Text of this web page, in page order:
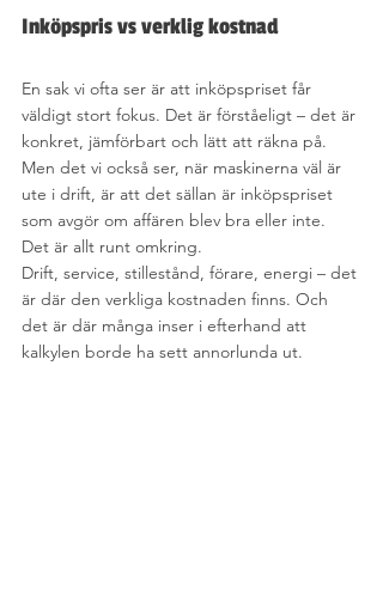
Inköpspris vs verklig kostnad
En sak vi ofta ser är att inköpspriset får
väldigt stort fokus. Det är förståeligt – det är
konkret, jämförbart och lätt att räkna på.
Men det vi också ser, när maskinerna väl är
ute i drift, är att det sällan är inköpspriset
som avgör om affären blev bra eller inte.
Det är allt runt omkring.
Drift, service, stillestånd, förare, energi – det
är där den verkliga kostnaden finns. Och
det är där många inser i efterhand att
kalkylen borde ha sett annorlunda ut.